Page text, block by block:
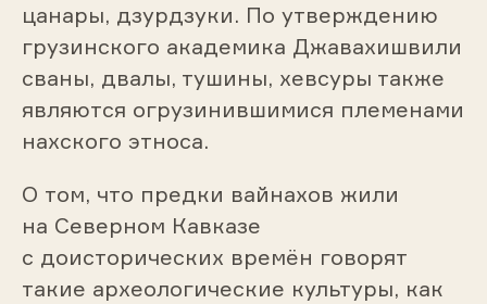
цанары, дзурдзуки. По утверждению
грузинского академика Джавахишвили
сваны, двалы, тушины, хевсуры также
являются огрузинившимися племенами
нахского этноса.
О том, что предки вайнахов жили
на Северном Кавказе
с доисторических времён говорят
такие археологические культуры, как